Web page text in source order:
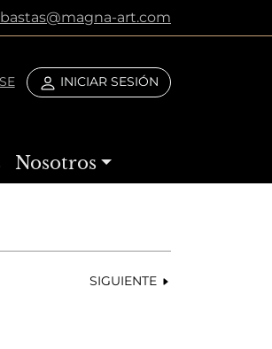
art.com
INICIAR SESIÓN
Nosotros
SIGUIENTE